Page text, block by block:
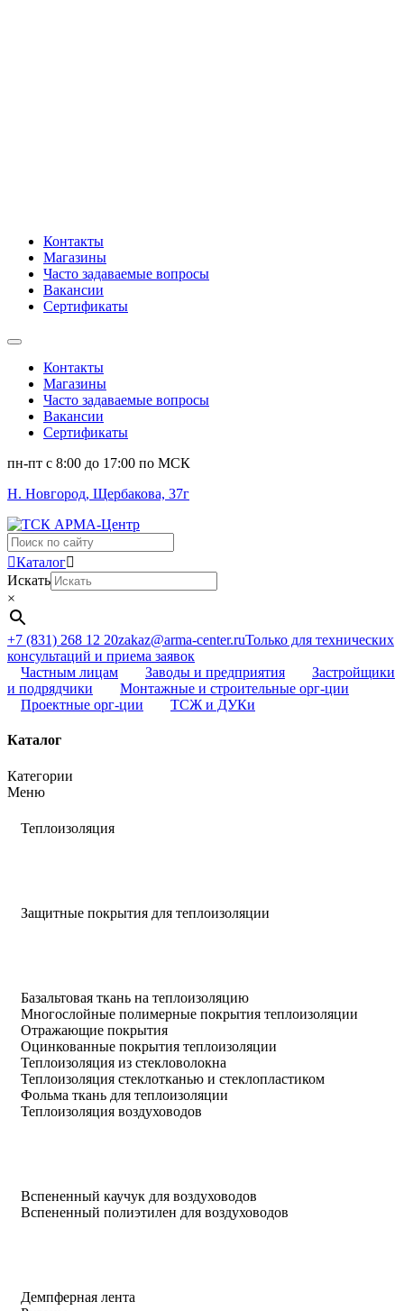
Контакты
Магазины
Часто задаваемые вопросы
Вакансии
Сертификаты
Контакты
Магазины
Часто задаваемые вопросы
Вакансии
Сертификаты
пн-пт c 8:00 до 17:00 по МСК
Н. Новгород, Щербакова, 37г
Поиск
...Каталог
Искать
×
+7 (831) 268 12 20zakaz@arma-center.ruТолько для технических
консультаций и приема заявок
Частным лицам
Заводы и предприятия
Застройщики
и подрядчики
Монтажные и строительные орг-ции
Проектные орг-ции
ТСЖ и ДУКи
Каталог
Категории
Меню
Теплоизоляция
Защитные покрытия для теплоизоляции
Базальтовая ткань на теплоизоляцию
Многослойные полимерные покрытия теплоизоляции
Отражающие покрытия
Оцинкованные покрытия теплоизоляции
Теплоизоляция из стекловолокна
Теплоизоляция стеклотканью и стеклопластиком
Фольма ткань для теплоизоляции
Теплоизоляция воздуховодов
Вспененный каучук для воздуховодов
Вспененный полиэтилен для воздуховодов
Демпферная лента